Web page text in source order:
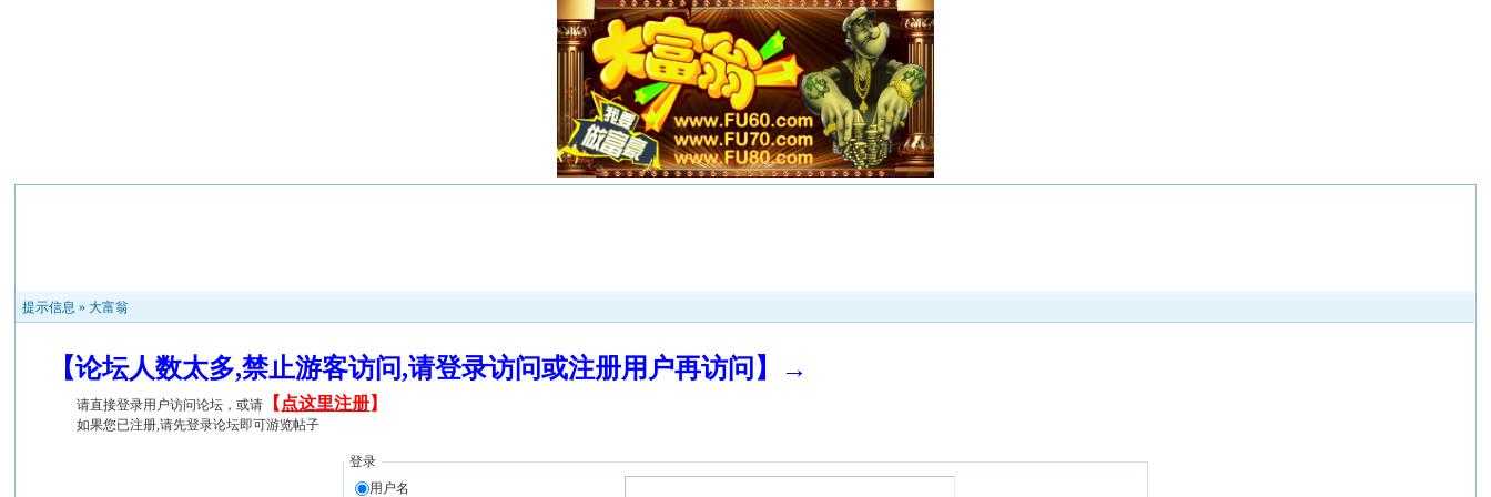
提示信息 » 大富翁
【论坛人数太多,禁止游客访问,请登录访问或注册用户再访问】→
请直接登录用户访问论坛，或请 【 点这里注册】
如果您已注册,请先登录论坛即可游览帖子
登录
用户名